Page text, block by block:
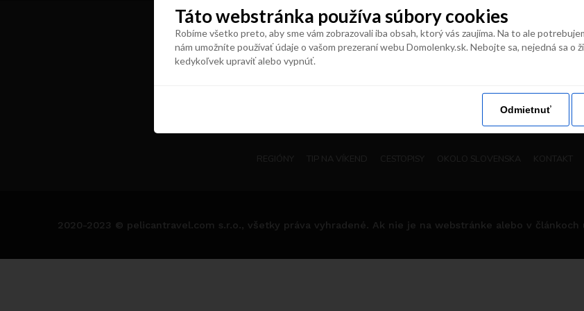
naše vaše#domolenky
2020-2023 © pelicantravel.com s.r.o., všetky práva vyhradené. Ak nie je na webstránke alebo v
Táto webstránka používa súbory cookies
Robíme všetko preto, aby sme vám zobrazovali iba obsah, ktorý vás zaujíma. Na to ale
nám umožníte používať údaje o vašom prezeraní webu Domolenky.sk. Nebojte sa, nejedná sa o
kedykoľvek upraviť alebo vypnúť.
Odmietnuť